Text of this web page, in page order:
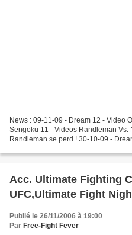
News : 09-11-09 - Dream 12 - Video
Sengoku 11 - Videos Randleman Vs.
Randleman se perd ! 30-10-09 -
Acc. Ultimate Fighting
UFC,Ultimate Fight
Publié le 26/11/2006 à 19:00
Par Free-Fight Fever